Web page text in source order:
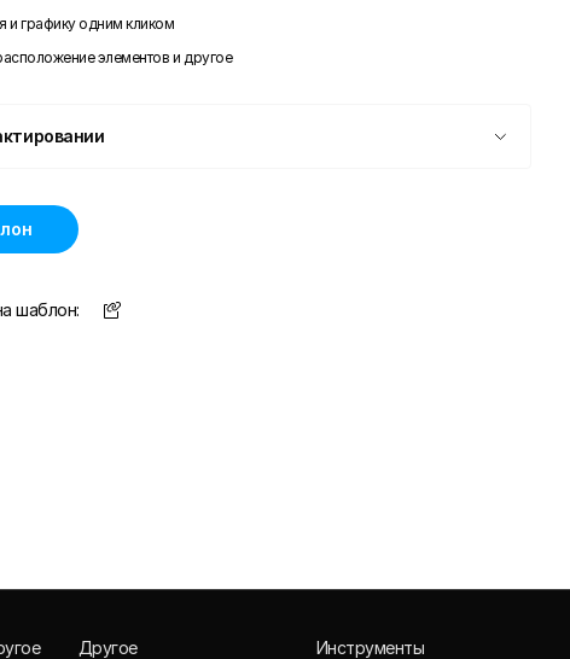
и графику одним кликом
элементов и другое
шаблон:
Другое
Инструменты